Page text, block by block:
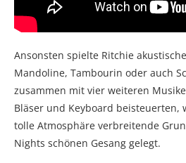
Ansonsten spielte Ritchie
Mandoline, Tambourin oder auch
zusammen mit vier weiteren
Bläser und Keyboard beisteuerten,
tolle Atmosphäre verbreitende
Nights schönen Gesang gelegt.